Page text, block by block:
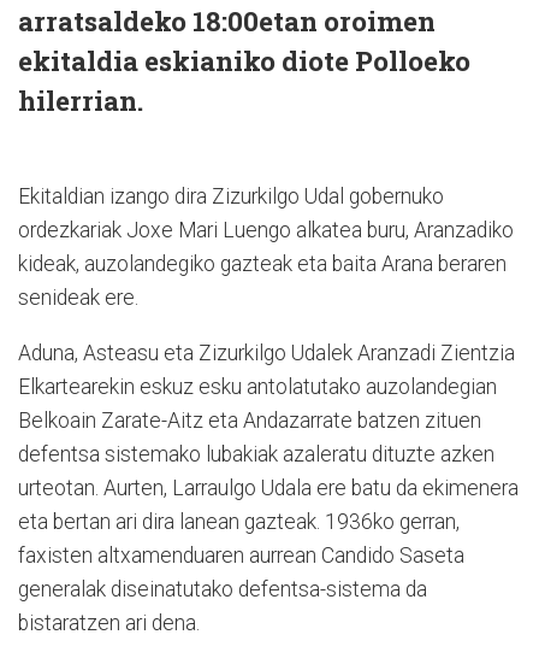
arratsaldeko 18:00etan oroimen
ekitaldia eskianiko diote Polloeko
hilerrian.
Ekitaldian izango dira Zizurkilgo Udal gobernuko
ordezkariak Joxe Mari Luengo alkatea buru, Aranzadiko
kideak, auzolandegiko gazteak eta baita Arana beraren
senideak ere.
Aduna, Asteasu eta Zizurkilgo Udalek Aranzadi Zientzia
Elkartearekin eskuz esku antolatutako auzolandegian
Belkoain Zarate-Aitz eta Andazarrate batzen zituen
defentsa sistemako lubakiak azaleratu dituzte azken
urteotan. Aurten, Larraulgo Udala ere batu da ekimenera
eta bertan ari dira lanean gazteak. 1936ko gerran,
faxisten altxamenduaren aurrean Candido Saseta
generalak diseinatutako defentsa-sistema da
bistaratzen ari dena.